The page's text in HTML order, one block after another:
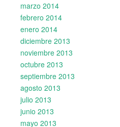
marzo 2014
febrero 2014
enero 2014
diciembre 2013
noviembre 2013
octubre 2013
septiembre 2013
agosto 2013
julio 2013
junio 2013
mayo 2013